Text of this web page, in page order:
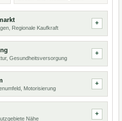
Regionale Kaufkraft
Gesundheitsversorgung
Motorisierung
Nähe